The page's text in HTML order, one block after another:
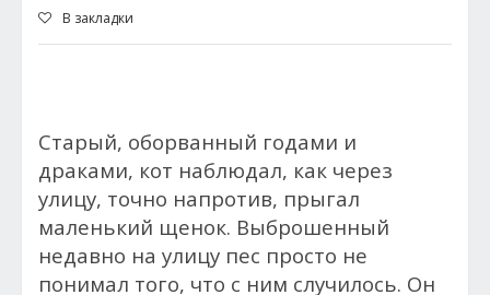
В закладки
Cтарый, оборванный годами и
драками, кот наблюдал, как через
улицу, точно напротив, прыгал
маленький щенок. Выброшенный
недавно на улицу пес просто не
понимал того, что с ним случилось. Он